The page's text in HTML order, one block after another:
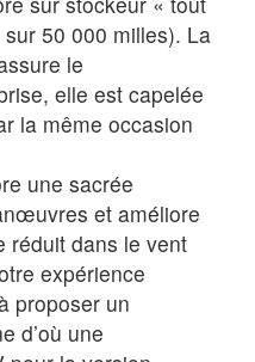
50 000 milles). La
le
elle est capelée
la même occasion
une sacrée
et améliore
réduit dans le vent
expérience
proposer un
d’où une